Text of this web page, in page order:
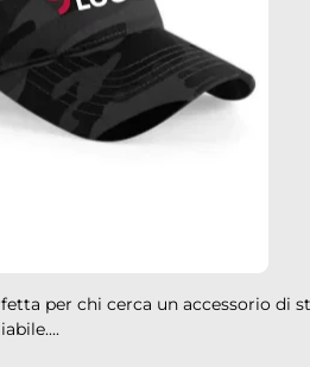
per chi cerca un accessorio di